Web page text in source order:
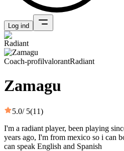
Log ind
Coach-profilvalorantRadiant
Zamagu
5.0/ 5(11)
I'm a radiant player, been playing
years ago, I'm from mexico so i can
can speak English and Spanish